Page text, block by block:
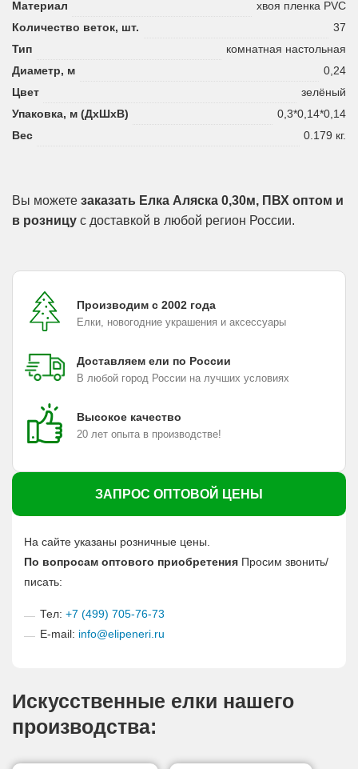
Материал
хвоя пленка PVC
Количество веток, шт.
37
Тип
комнатная настольная
Диаметр, м
0,24
Цвет
зелёный
Упаковка, м (ДхШхВ)
0,3*0,14*0,14
Вес
0.179 кг.
Вы можете заказать Елка Аляска 0,30м, ПВХ оптом и
в розницу с доставкой в любой регион России.
Производим с 2002 года
Елки, новогодние украшения и аксессуары
Доставляем ели по России
В любой город России на лучших условиях
Высокое качество
20 лет опыта в производстве!
ЗАПРОС ОПТОВОЙ ЦЕНЫ
На сайте указаны розничные цены.
По вопросам оптового приобретения Просим звонить/
писать:
Тел: +7 (499) 705-76-73
E-mail: info@elipeneri.ru
Искусственные елки нашего
производства: